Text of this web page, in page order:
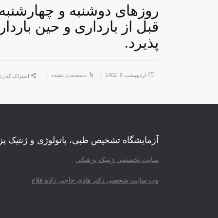
قبل از بارداری و حین
پذیرد.
اردیبهشت 6, 1402 دسته‌بندی نشده اشتراک
آزمایشگاه تشخیص طبی، پاتولوژی و
سایت تخصصی ژنتیک پزشکی
وب سایت شخصی دکتر هادی حاجی زاده فلاح